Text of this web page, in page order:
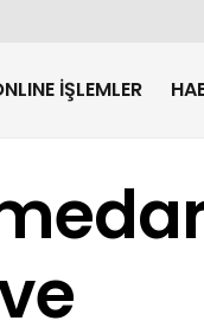
İŞLEMLER